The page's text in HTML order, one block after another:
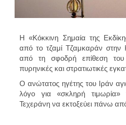
Η «Κόκκινη Σημαία της
από το τζαμί Τζαμκαράν στην
από τη σφοδρή επίθεση του
πυρηνικές και στρατιωτικές
Ο ανώτατος ηγέτης του Ιράν
λόγο για «σκληρή
Τεχεράνη να εκτοξεύει πάνω